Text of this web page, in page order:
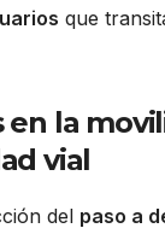
que
en la
vial
del paso a